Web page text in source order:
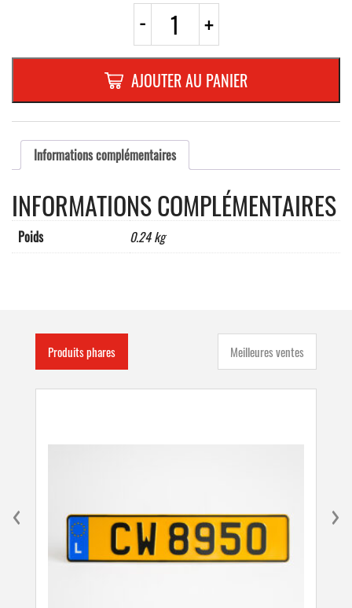
- quantité
BRIDE
MODELE
DUK
55
mmEN
ACIER
GALVANISE
+
AJOUTER AU PANIER
Informations complémentaires
INFORMATIONS COMPLÉMENTAIRES
Poids 0.24 kg
Produits phares Meilleures ventes